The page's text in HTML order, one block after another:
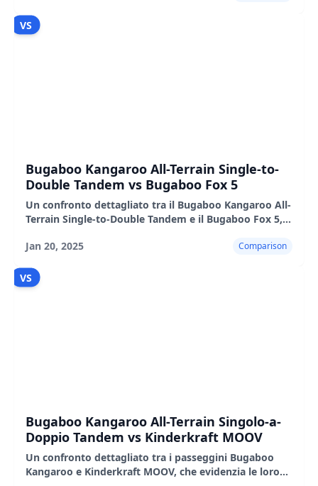
VS
Bugaboo Kangaroo All-Terrain Single-to-
Double Tandem vs Bugaboo Fox 5
Un confronto dettagliato tra il Bugaboo Kangaroo All-
Terrain Single-to-Double Tandem e il Bugaboo Fox 5,
Jan 20, 2025
Comparison
VS
Bugaboo Kangaroo All-Terrain Singolo-a-
Doppio Tandem vs Kinderkraft MOOV
Un confronto dettagliato tra i passeggini Bugaboo
Kangaroo e Kinderkraft MOOV, che evidenzia le loro